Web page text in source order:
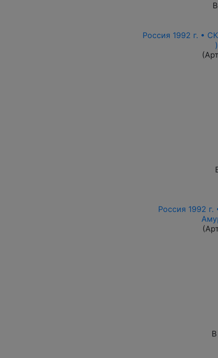
Россия 1992 г. •
Россия 1992